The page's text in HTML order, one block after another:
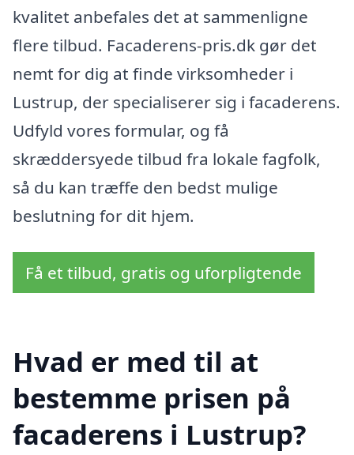
kvalitet anbefales det at sammenligne
flere tilbud. Facaderens-pris.dk gør det
nemt for dig at finde virksomheder i
Lustrup, der specialiserer sig i facaderens.
Udfyld vores formular, og få
skræddersyede tilbud fra lokale fagfolk,
så du kan træffe den bedst mulige
beslutning for dit hjem.
Få et tilbud, gratis og uforpligtende
Hvad er med til at
bestemme prisen på
facaderens i Lustrup?